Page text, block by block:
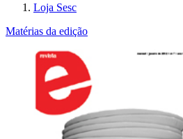
Loja Sesc
Matérias da edição